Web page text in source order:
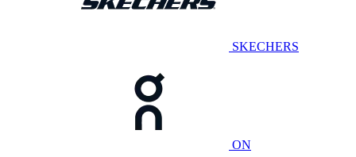
SKECHERS
ON